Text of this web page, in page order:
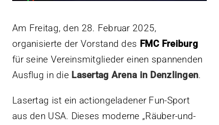
Am Freitag, den 28. Februar 2025,
organisierte der Vorstand des FMC Freiburg
für seine Vereinsmitglieder einen spannenden
Ausflug in die Lasertag Arena in Denzlingen.
Lasertag ist ein actiongeladener Fun-Sport
aus den USA. Dieses moderne „Räuber-und-